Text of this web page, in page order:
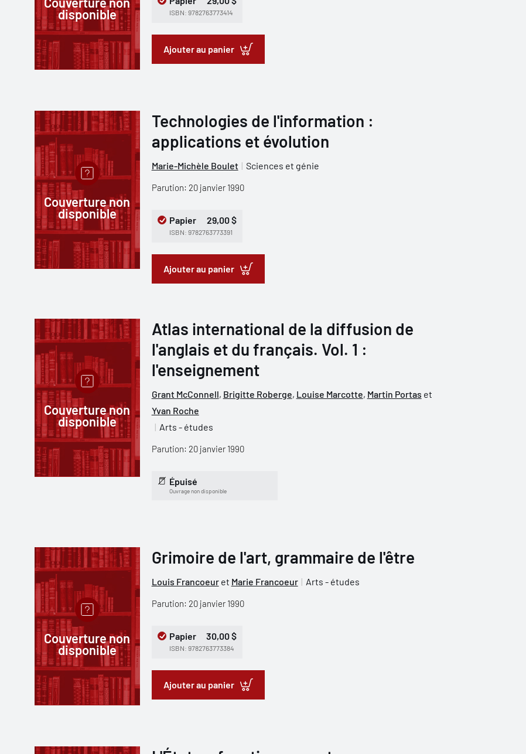
disponible ISBN: 9782763773414
Ajouter au panier
Couverture non
disponible
Technologies de l'information :
applications et évolution
Marie-Michèle Boulet Sciences et génie
Parution: 20 janvier 1990
Papier 29,00 $
ISBN: 9782763773391
Ajouter au panier
Couverture non
disponible
Atlas international de la diffusion de
l'anglais et du français. Vol. 1 :
l'enseignement
Grant McConnell, Brigitte Roberge, Louise Marcotte, Martin Portas et
Yvan Roche
Arts - études
Parution: 20 janvier 1990
Épuisé
Ouvrage non disponible
Couverture non
disponible
Grimoire de l'art, grammaire de l'être
Louis Francoeuret Marie Francoeur Arts - études
Parution: 20 janvier 1990
Papier 30,00 $
ISBN: 9782763773384
Ajouter au panier